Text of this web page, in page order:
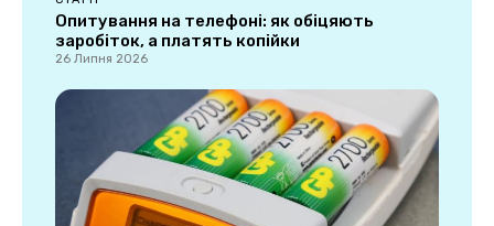
Опитування на телефоні: як обіцяють
заробіток, а платять копійки
26 Липня 2026